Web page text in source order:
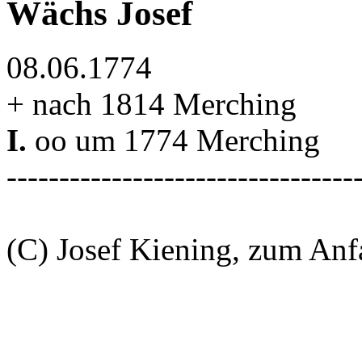
Wächs Josef
08.06.1774
+ nach 1814 Merching
I. oo um 1774 Merching
(C) Josef Kiening, zum